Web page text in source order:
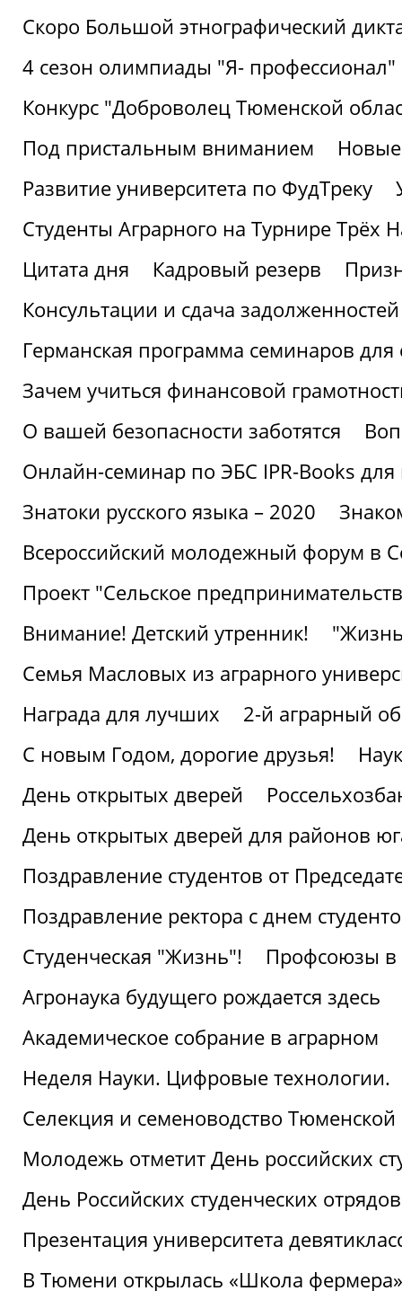
Скоро Большой этнографический
4 сезон олимпиады "Я- профессионал"
Конкурс "Доброволец Тюменской
Под пристальным вниманием
Развитие университета по ФудТреку
Студенты Аграрного на Турнире Трёх
Цитата дня
Кадровый резерв
Консультации и сдача
Германская программа семинаров для
Зачем учиться финансовой
О вашей безопасности заботятся
Онлайн-семинар по ЭБС IPR-Books для
Знатоки русского языка – 2020
Всероссийский молодежный форум в
Проект "Сельское
Внимание! Детский утренник!
Семья Масловых из аграрного
Награда для лучших
2-й аграрный
С новым Годом, дорогие друзья!
День открытых дверей
День открытых дверей для районов
Поздравление студентов от
Поздравление ректора с днем
Студенческая "Жизнь"!
Профсоюзы в
Агронаука будущего рождается здесь
Академическое собрание в аграрном
Неделя Науки. Цифровые технологии.
Селекция и семеноводство Тюменской
Молодежь отметит День российских
День Российских студенческих
Презентация университета
В Тюмени открылась «Школа фермера»